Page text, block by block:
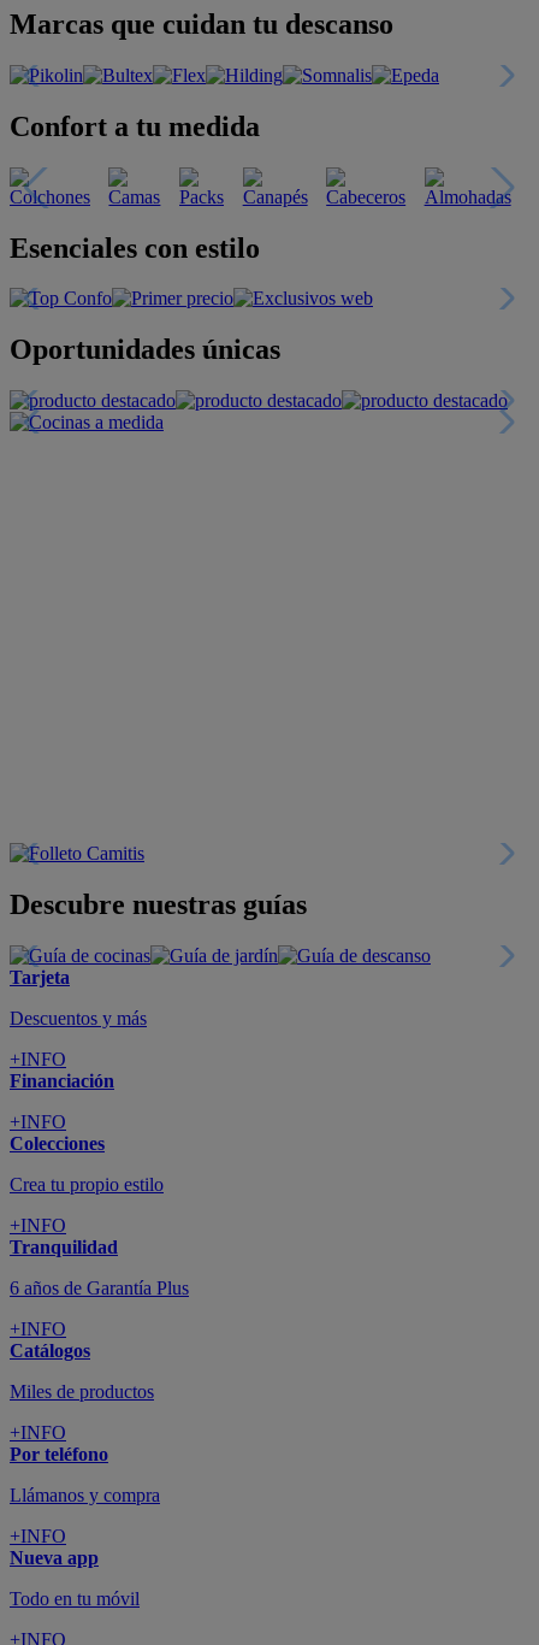
Marcas que cuidan tu descanso
Confort a tu medida
Esenciales con estilo
Oportunidades únicas
Descubre nuestras guías
Tarjeta
Descuentos y más
+INFO
Financiación
+INFO
Colecciones
Crea tu propio estilo
+INFO
Tranquilidad
6 años de Garantía Plus
+INFO
Catálogos
Miles de productos
+INFO
Por teléfono
Llámanos y compra
+INFO
Nueva app
Todo en tu móvil
+INFO